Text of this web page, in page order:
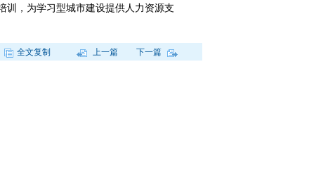
训，为学习型城市建设提供人力资源支
全文复制 上一篇 下一篇